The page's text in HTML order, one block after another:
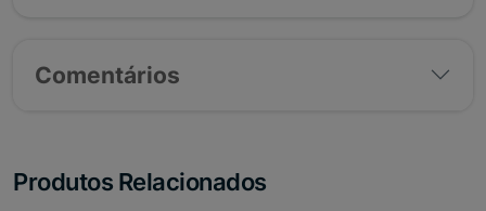
Comentários
Produtos Relacionados